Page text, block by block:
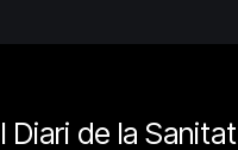
Diari de la Sanitat